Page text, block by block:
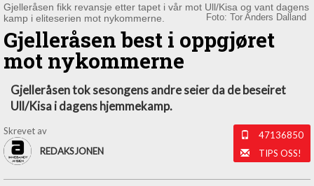
Gjelleråsen fikk revansje etter tapet i vår mot Ull/Kisa og vant dagens
kamp i eliteserien mot nykommerne.
Foto: Tor Anders Dalland
Gjelleråsen best i oppgjøret
mot nykommerne
Gjelleråsen tok sesongens andre seier da de beseiret
Ull/Kisa i dagens hjemmekamp.
Skrevet av
REDAKSJONEN
47136850
TIPS OSS!